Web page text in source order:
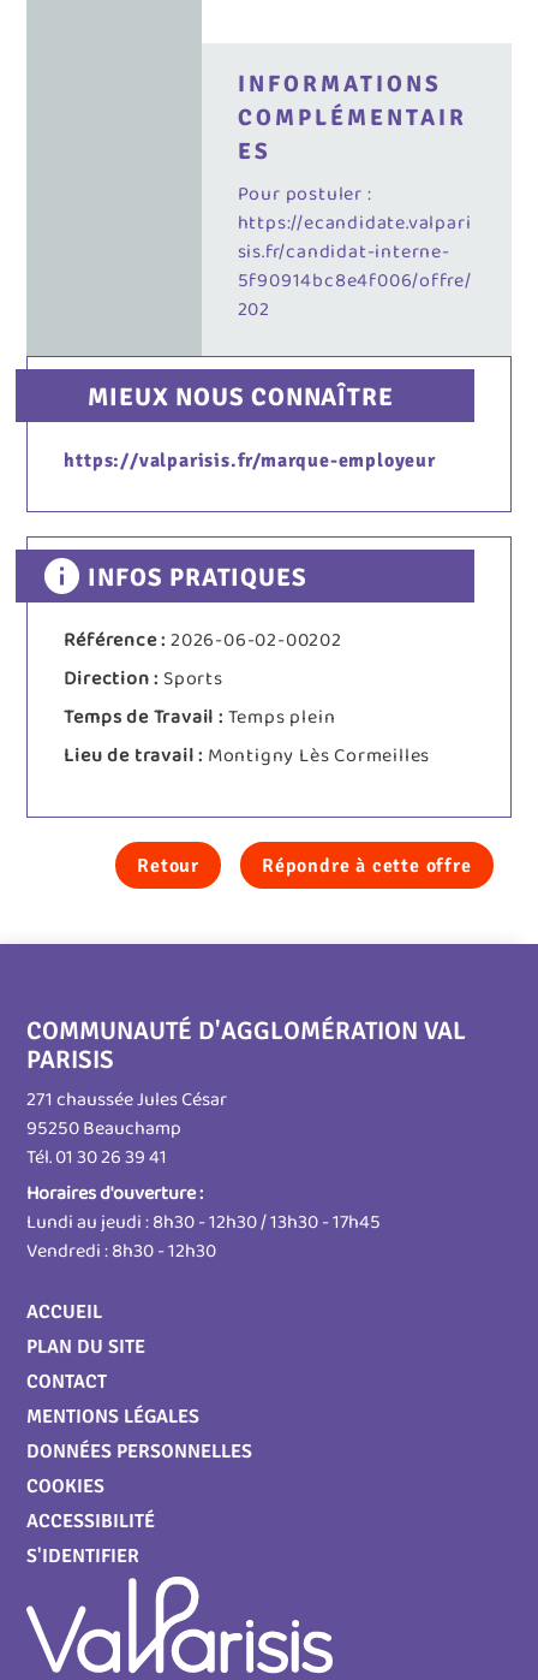
MIEUX NOUS CONNAÎTRE
https://valparisis.fr/marque-employeur
INFOS PRATIQUES
Référence :2026-06-02-00202
Direction : Sports
Temps de Travail : Temps plein
Lieu de travail : Montigny Lès Cormeilles
Retour Répondre à cette offre
INFORMATIONS
COMPLÉMENTAIR
ES
Pour postuler :
https://ecandidate.valpari
sis.fr/candidat-interne-
5f90914bc8e4f006/offre/
202
COMMUNAUTÉ D'AGGLOMÉRATION VAL
PARISIS
271 chaussée Jules César
95250 Beauchamp
Tél. 01 30 26 39 41
Horaires d'ouverture :
Lundi au jeudi : 8h30 - 12h30 / 13h30 - 17h45
Vendredi : 8h30 - 12h30
Menu
de
page
ACCUEIL
PLAN DU SITE
CONTACT
MENTIONS LÉGALES
DONNÉES PERSONNELLES
COOKIES
ACCESSIBILITÉ
S'IDENTIFIER